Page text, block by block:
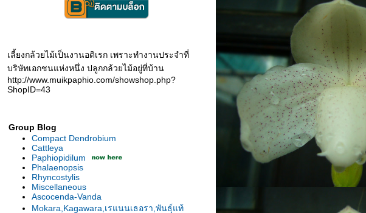
เลี้ยงกล้วยไม้เป็นงานอดิเรก เพราะทำงานประจำที่
บริษัทเอกชนแห่งหนึ่ง ปลูกกล้วยไม้อยู่ที่บ้าน
http://www.muikpaphio.com/showshop.php?
ShopID=43
Group Blog
Compact Dendrobium
Cattleya
Paphiopidilum
Phalaenopsis
Rhyncostylis
Miscellaneous
Ascocenda-Vanda
Mokara,Kagawara,เรแนนเธอรา,พันธุ์แท้